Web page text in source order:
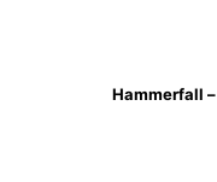
Hammerfall –